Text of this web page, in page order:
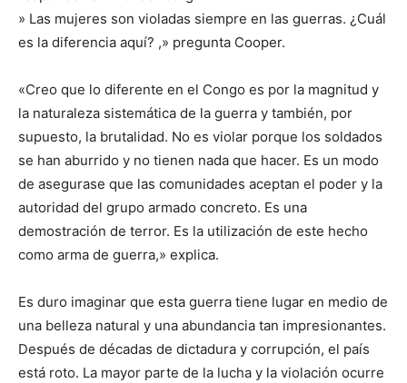
» Las mujeres son violadas siempre en las guerras. ¿Cuál
es la diferencia aquí? ,» pregunta Cooper.
«Creo que lo diferente en el Congo es por la magnitud y
la naturaleza sistemática de la guerra y también, por
supuesto, la brutalidad. No es violar porque los soldados
se han aburrido y no tienen nada que hacer. Es un modo
de asegurase que las comunidades aceptan el poder y la
autoridad del grupo armado concreto. Es una
demostración de terror. Es la utilización de este hecho
como arma de guerra,» explica.
Es duro imaginar que esta guerra tiene lugar en medio de
una belleza natural y una abundancia tan impresionantes.
Después de décadas de dictadura y corrupción, el país
está roto. La mayor parte de la lucha y la violación ocurre